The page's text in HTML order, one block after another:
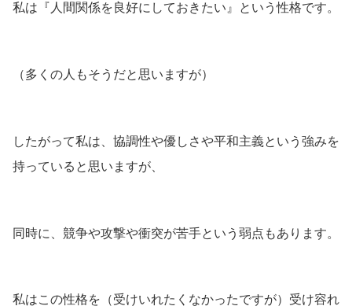
私は『人間関係を良好にしておきたい』という性格です。
（多くの人もそうだと思いますが）
したがって私は、協調性や優しさや平和主義という強みを
持っていると思いますが、
同時に、競争や攻撃や衝突が苦手という弱点もあります。
私はこの性格を（受けいれたくなかったですが）受け容れ